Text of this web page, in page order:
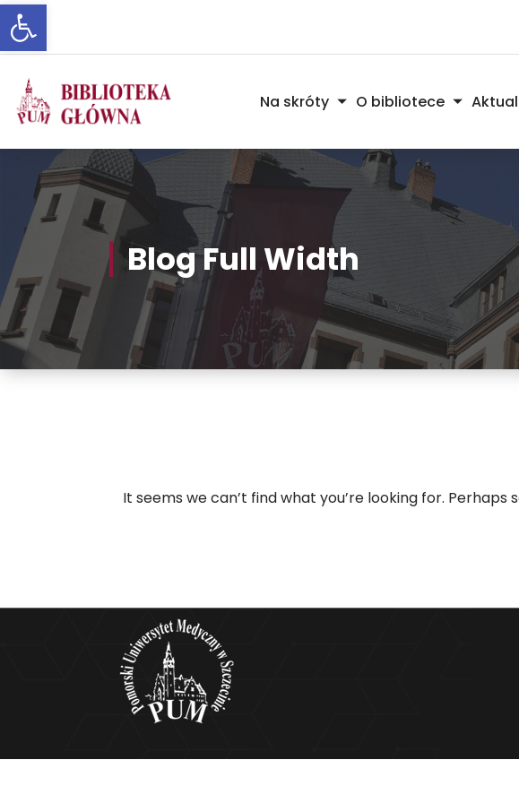
Otwórz pasek narzędzi
Skip
to
Content
Na skróty O bibliotece
Blog Full Width
It seems we can’t find what you’re looking for. Perhaps